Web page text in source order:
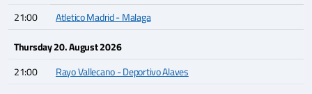
21:00
Atletico Madrid - Malaga
Thursday 20. August 2026
21:00
Rayo Vallecano - Deportivo Alaves